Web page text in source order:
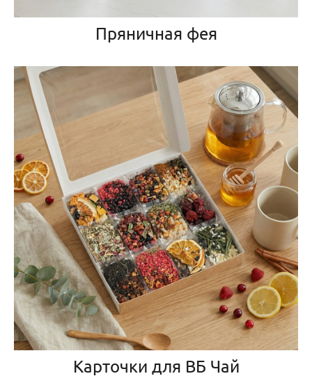
Пряничная фея
Карточки для ВБ Чай